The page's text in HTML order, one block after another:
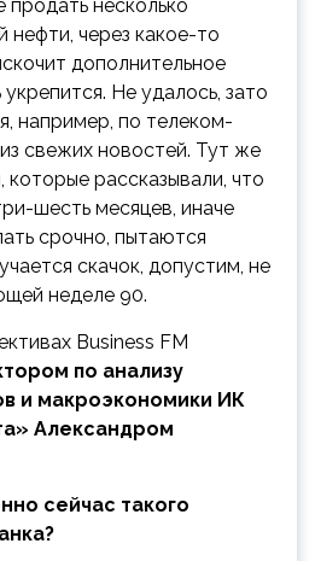
продать несколько
нефти, через какое-то
дополнительное
Не удалось, зато
например, по телеком-
свежих новостей. Тут же
рассказывали, что
шесть месяцев, иначе
срочно, пытаются
скачок, допустим, не
неделе 90.
Business FM
по анализу
и макроэкономики ИК
Александром
сейчас такого